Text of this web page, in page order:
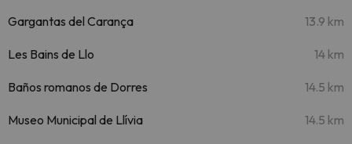
Gargantas del Carança 13.9 km
Les Bains de Llo 14 km
Baños romanos de Dorres 14.5 km
Museo Municipal de Llívia 14.5 km